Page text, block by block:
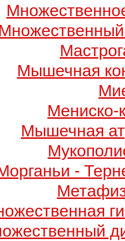
Мышечная
Мениско-
Мышечная
-